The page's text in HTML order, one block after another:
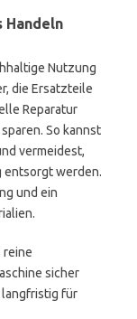
Handeln
Nutzung
die Ersatzteile
Reparatur
So kannst
vermeidest,
entsorgt werden.
und ein
reine
sicher
langfristig für